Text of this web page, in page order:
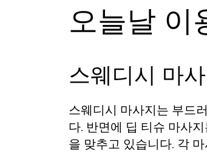
오늘날 이
스웨디시 마
스웨디시 마사지는 부드
다. 반면에 딥 티슈 마사
을 맞추고 있습니다. 각